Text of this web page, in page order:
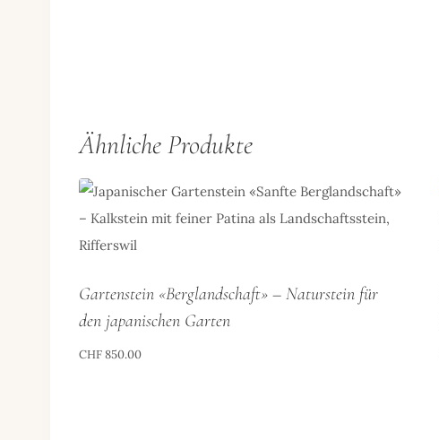
Ähnliche Produkte
Gartenstein «Berglandschaft» – Naturstein für
den japanischen Garten
CHF 850.00